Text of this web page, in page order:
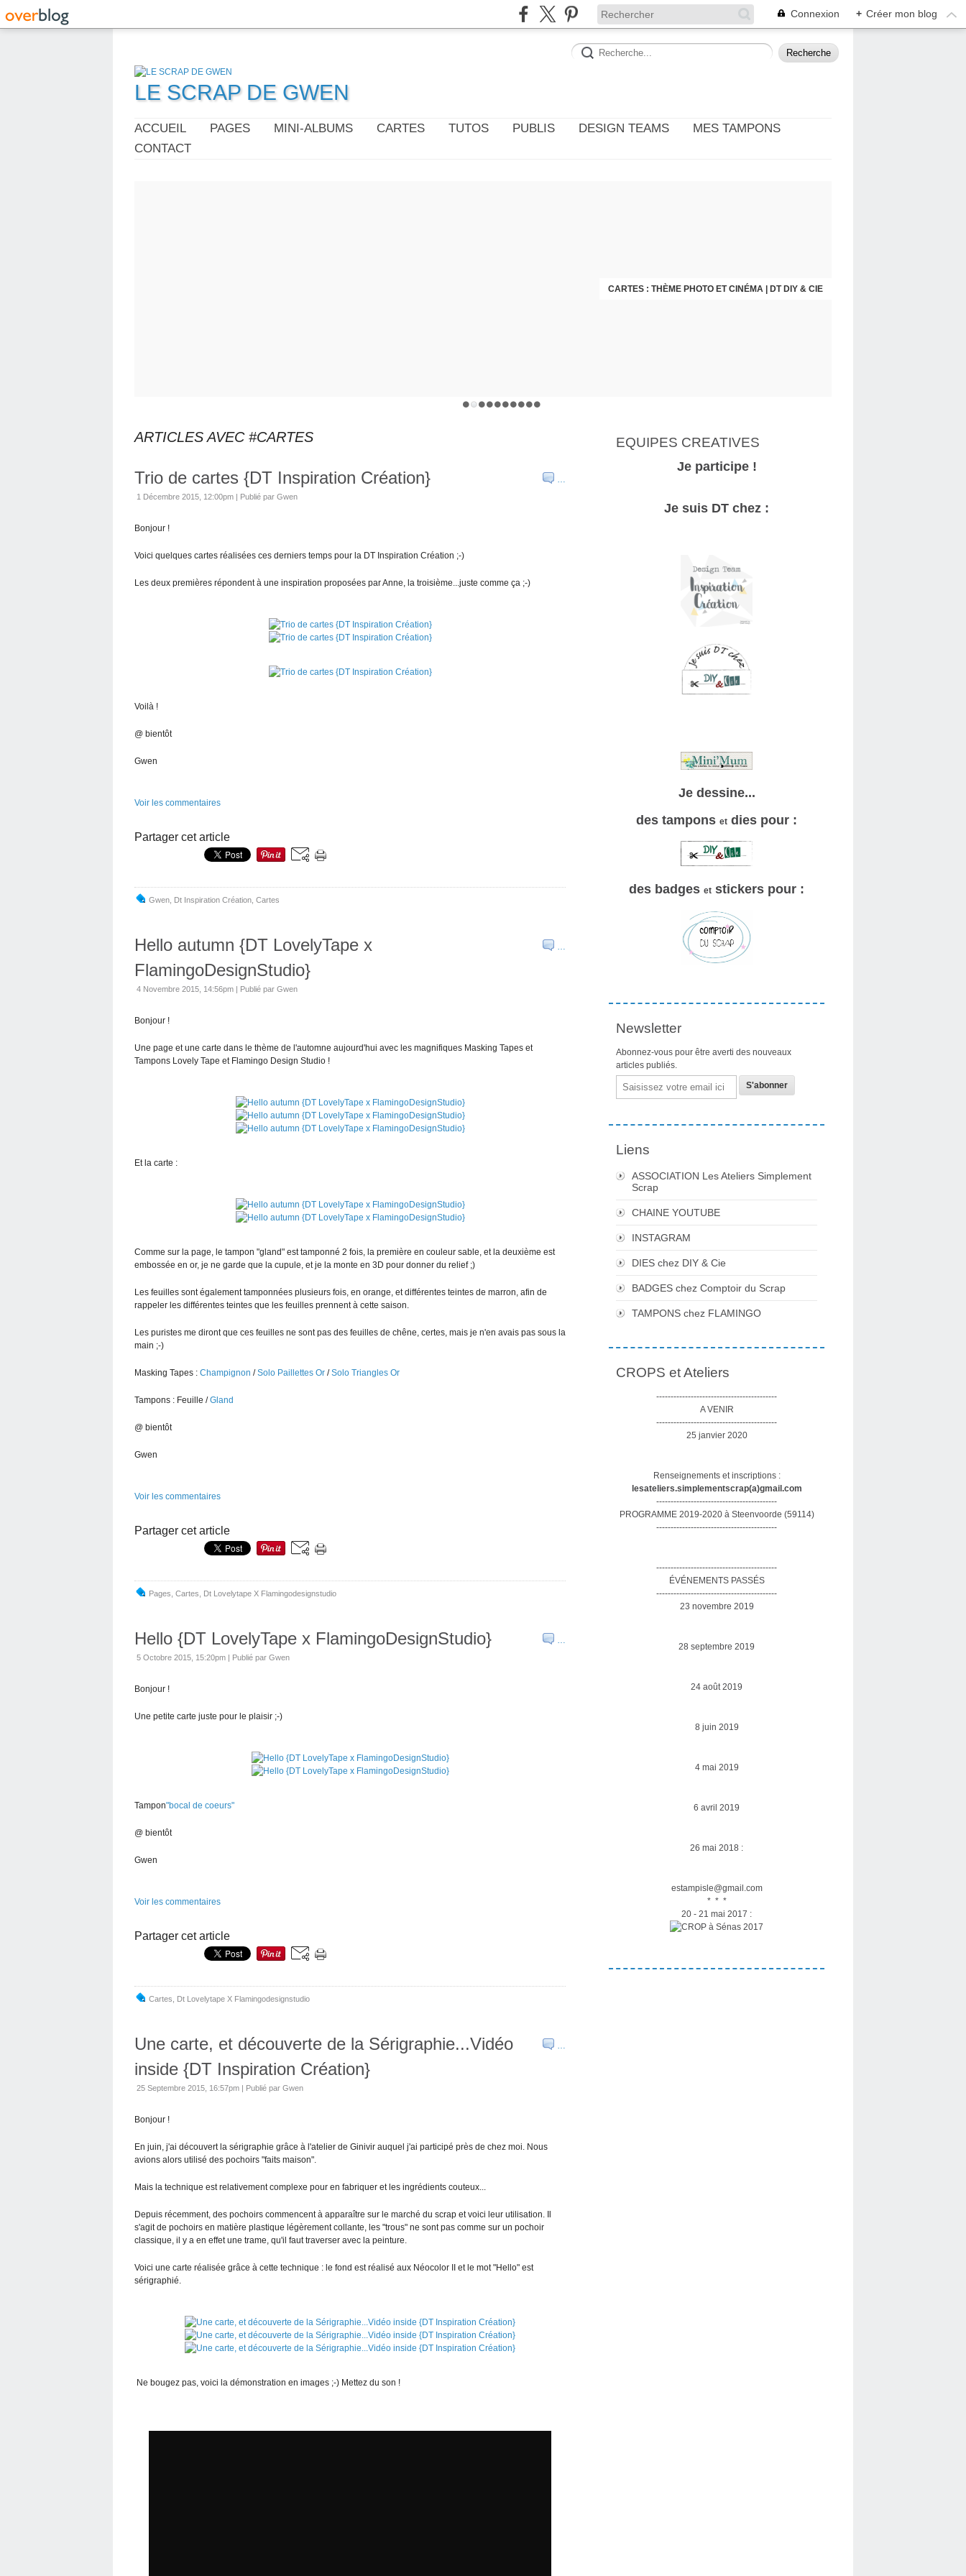
Connexion + Créer mon blog
LE SCRAP DE GWEN
ACCUEIL PAGES MINI-ALBUMS CARTES TUTOS PUBLIS DESIGN TEAMS
MES TAMPONS
CONTACT
CARTES : THÈME PHOTO ET CINÉMA | DT DIY & CIE
ARTICLES AVEC #CARTES
…
Trio de cartes {DT Inspiration Création}
1 Décembre 2015, 12:00pm | Publié par Gwen
Bonjour !
Voici quelques cartes réalisées ces derniers temps pour la DT Inspiration Création ;-)
Les deux premières répondent à une inspiration proposées par Anne, la troisième...juste comme ça ;-)
Voilà !
@ bientôt
Gwen
Voir les commentaires
Partager cet article
Gwen Dt Inspiration Création Cartes
…
Hello autumn {DT LovelyTape x
FlamingoDesignStudio}
4 Novembre 2015, 14:56pm | Publié par Gwen
Bonjour !
Une page et une carte dans le thème de l'automne aujourd'hui avec les magnifiques Masking Tapes et
Tampons Lovely Tape et Flamingo Design Studio !
Et la carte :
Comme sur la page, le tampon "gland" est tamponné 2 fois, la première en couleur sable, et la deuxième est
embossée en or, je ne garde que la cupule, et je la monte en 3D pour donner du relief ;)
Les feuilles sont également tamponnées plusieurs fois, en orange, et différentes teintes de marron, afin de
rappeler les différentes teintes que les feuilles prennent à cette saison.
Les puristes me diront que ces feuilles ne sont pas des feuilles de chêne, certes, mais je n'en avais pas sous la
main ;-)
Masking Tapes : Champignon /Solo Paillettes Or /Solo Triangles Or
Tampons : Feuille /Gland
@ bientôt
Gwen
Voir les commentaires
Partager cet article
Pages Cartes Dt Lovelytape X Flamingodesignstudio
…
Hello {DT LovelyTape x FlamingoDesignStudio}
5 Octobre 2015, 15:20pm | Publié par Gwen
Bonjour !
Une petite carte juste pour le plaisir ;-)
Tampon"bocal de coeurs"
@ bientôt
Gwen
Voir les commentaires
Partager cet article
Cartes Dt Lovelytape X Flamingodesignstudio
…
Une carte, et découverte de la Sérigraphie...Vidéo
inside {DT Inspiration Création}
25 Septembre 2015, 16:57pm | Publié par Gwen
Bonjour !
En juin, j'ai découvert la sérigraphie grâce à l'atelier de Ginivir auquel j'ai participé près de chez moi. Nous
avions alors utilisé des pochoirs "faits maison".
Mais la technique est relativement complexe pour en fabriquer et les ingrédients couteux...
Depuis récemment, des pochoirs commencent à apparaître sur le marché du scrap et voici leur utilisation. Il
s'agit de pochoirs en matière plastique légèrement collante, les "trous" ne sont pas comme sur un pochoir
classique, il y a en effet une trame, qu'il faut traverser avec la peinture.
Voici une carte réalisée grâce à cette technique : le fond est réalisé aux Néocolor II et le mot "Hello" est
sérigraphié.
Ne bougez pas, voici la démonstration en images ;-) Mettez du son !
EQUIPES CREATIVES
Je participe !
Je suis DT chez :
Je dessine...
des tampons et dies pour :
des badges et stickers pour :
Newsletter
Abonnez-vous pour être averti des nouveaux
articles publiés.
Email
Liens
ASSOCIATION Les Ateliers Simplement
Scrap
CHAINE YOUTUBE
INSTAGRAM
DIES chez DIY & Cie
BADGES chez Comptoir du Scrap
TAMPONS chez FLAMINGO
CROPS et Ateliers
------------------------------------------
A VENIR
------------------------------------------
25 janvier 2020
Renseignements et inscriptions :
lesateliers.simplementscrap(a)gmail.com
------------------------------------------
PROGRAMME 2019-2020 à Steenvoorde (59114)
------------------------------------------
------------------------------------------
ÉVÉNEMENTS PASSÉS
------------------------------------------
23 novembre 2019
28 septembre 2019
24 août 2019
8 juin 2019
4 mai 2019
6 avril 2019
26 mai 2018 :
estampisle@gmail.com
* * *
20 - 21 mai 2017 :